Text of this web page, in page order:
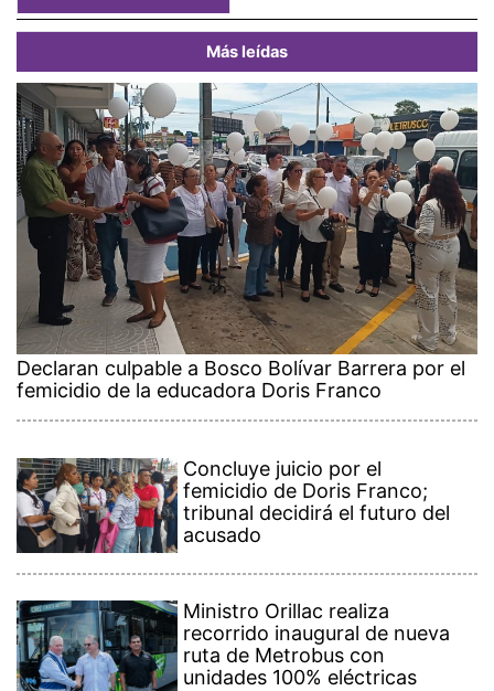
Más leídas
Declaran culpable a Bosco Bolívar Barrera por el
femicidio de la educadora Doris Franco
Concluye juicio por el
femicidio de Doris Franco;
tribunal decidirá el futuro del
acusado
Ministro Orillac realiza
recorrido inaugural de nueva
ruta de Metrobus con
unidades 100% eléctricas